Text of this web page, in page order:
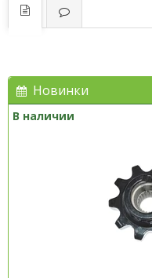
Новинки
В наличии